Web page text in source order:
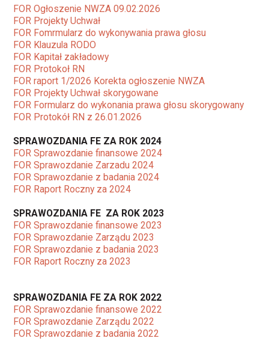
FOR Ogłoszenie NWZA 09.02.2026
FOR Projekty Uchwał
FOR Fomrmularz do wykonywania prawa głosu
FOR Klauzula RODO
FOR Kapitał zakładowy
FOR Protokoł RN
FOR raport 1/2026 Korekta ogłoszenie NWZA
FOR Projekty Uchwał skorygowane
FOR Formularz do wykonania prawa głosu skorygowany
FOR Protokół RN z 26.01.2026
SPRAWOZDANIA FE ZA ROK 2024
FOR Sprawozdanie finansowe 2024
FOR Sprawozdanie Zarzadu 2024
FOR Sprawozdanie z badania 2024
FOR Raport Roczny za 2024
SPRAWOZDANIA FE ZA ROK 2023
FOR Sprawozdanie finansowe 2023
FOR Sprawozdanie Zarządu 2023
FOR Sprawozdanie z badania 2023
FOR Raport Roczny za 2023
SPRAWOZDANIA FE ZA ROK 2022
FOR Sprawozdanie finansowe 2022
FOR Sprawozdanie Zarządu 2022
FOR Sprawozdanie z badania 2022